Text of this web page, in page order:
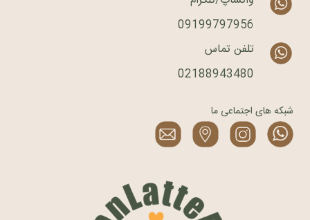
09199797956
تلفن تماس
02188943480
شبکه های اجتماعی ما